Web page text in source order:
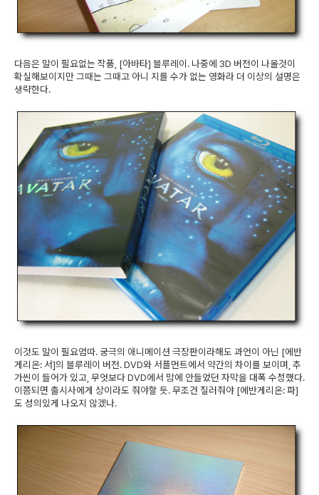
다음은 말이 필요없는 작품, [아바타] 블루레이. 나중에 3D 버전이 나올것이
확실해보이지만 그때는 그때고 아니 지를 수가 없는 영화라 더 이상의 설명은
생략한다.
이것도 말이 필요엄따. 궁극의 애니메이션 극장판이라해도 과언이 아닌 [에반
게리온: 서]의 블루레이 버전. DVD와 서플먼트에서 약간의 차이를 보이며, 추
가씬이 들어가 있고, 무엇보다 DVD에서 맘에 안들었던 자막을 대폭 수정했다.
이쯤되면 출시사에게 상이라도 줘야할 듯. 무조건 질러줘야 [에반게리온: 파]
도 성의있게 나오지 않겠나.